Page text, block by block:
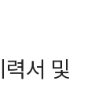
서 및